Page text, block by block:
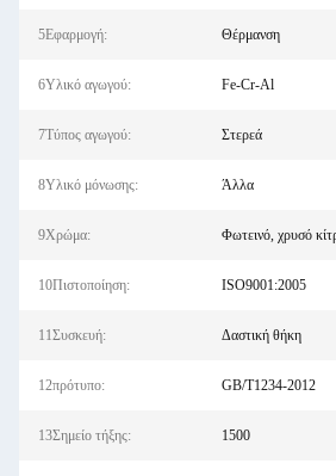
5Εφαρμογή: Θέρμανση
6Υλικό αγωγού: Fe-Cr-Al
7Τύπος αγωγού: Στερεά
8Υλικό μόνωσης: Άλλα
9Χρώμα: Φωτεινό, χρυσό
10Πιστοποίηση: ISO9001:2005
11Συσκευή: Δαστική θήκη
12πρότυπο: GB/T1234-2012
13Σημείο τήξης: 1500